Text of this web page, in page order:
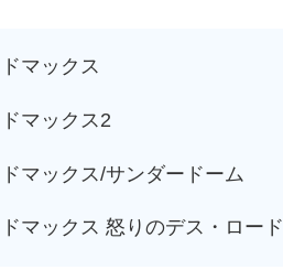
マックス
マックス2
マックス/サンダードーム
マックス 怒りのデス・ロード